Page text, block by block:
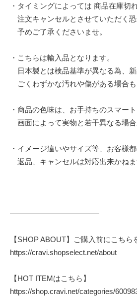
・タイミングによっては 商品在庫切
注文キャンセルとさせていただく恐
予めご了承くださいませ。
・こちらは輸入品となります。
日本製とは検品基準が異なる為、
ごくわずかな汚れや傷がある場合も
・商品の色味は、お手持ちのスマー
画面によって実物と若干異なる場合
・イメージ違いやサイズ等、お客様都
返品、キャンセルは対応出来かねま
————————————
【SHOP ABOUT】ご購入前にこちら
https://cravi.shopselect.net/about
【HOT ITEMはこちら】
https://shop.cravi.net/categories/